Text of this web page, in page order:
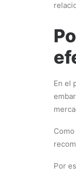
En el
Por